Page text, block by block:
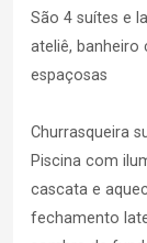
São 4 suítes e
ateliê, banheiro
espaçosas
Churrasqueira
Piscina com
cascata e
fechamento